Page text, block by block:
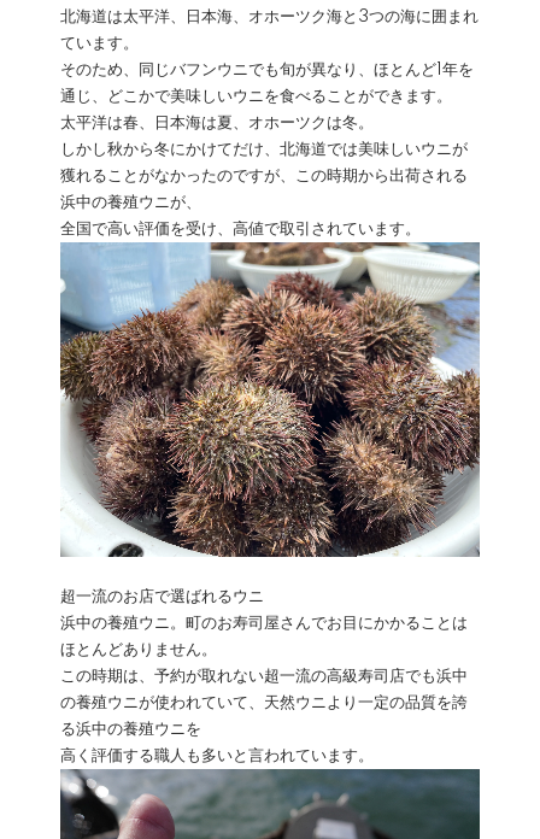
北海道は太平洋、日本海、オホーツク海と3つの海に囲まれ
ています。
そのため、同じバフンウニでも旬が異なり、ほとんど1年を
通じ、どこかで美味しいウニを食べることができます。
太平洋は春、日本海は夏、オホーツクは冬。
しかし秋から冬にかけてだけ、北海道では美味しいウニが
獲れることがなかったのですが、この時期から出荷される
浜中の養殖ウニが、
全国で高い評価を受け、高値で取引されています。
超一流のお店で選ばれるウニ
浜中の養殖ウニ。町のお寿司屋さんでお目にかかることは
ほとんどありません。
この時期は、予約が取れない超一流の高級寿司店でも浜中
の養殖ウニが使われていて、天然ウニより一定の品質を誇
る浜中の養殖ウニを
高く評価する職人も多いと言われています。